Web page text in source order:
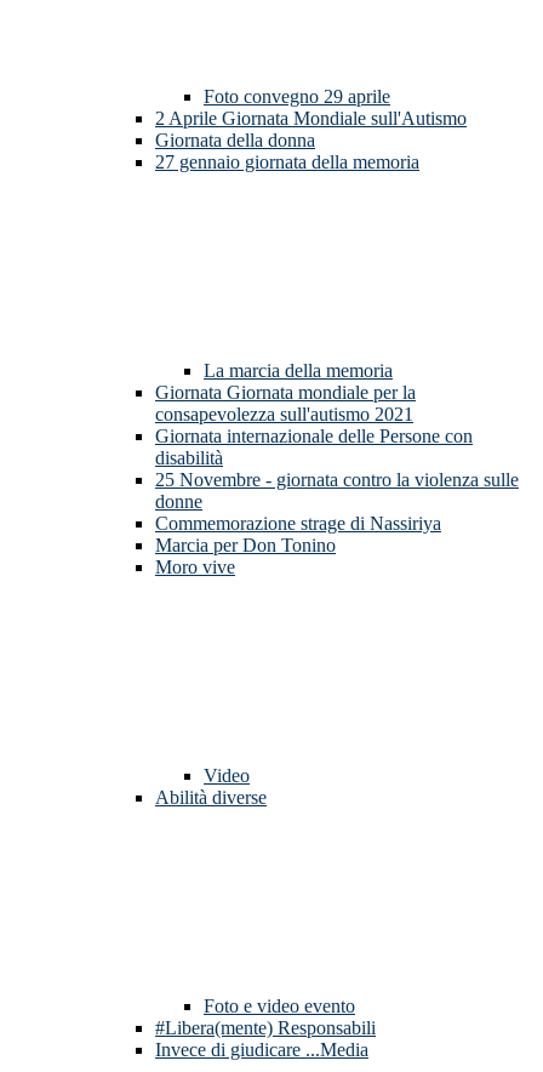
Foto convegno 29 aprile
2 Aprile Giornata Mondiale sull'Autismo
Giornata della donna
27 gennaio giornata della memoria
La marcia della memoria
Giornata Giornata mondiale per la
consapevolezza sull'autismo 2021
Giornata internazionale delle Persone con
disabilità
25 Novembre - giornata contro la violenza sulle
donne
Commemorazione strage di Nassiriya
Marcia per Don Tonino
Moro vive
Video
Abilità diverse
Foto e video evento
#Libera(mente) Responsabili
Invece di giudicare ...Media